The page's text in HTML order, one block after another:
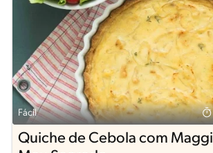
Fácil
Quiche de Cebola com Maggi